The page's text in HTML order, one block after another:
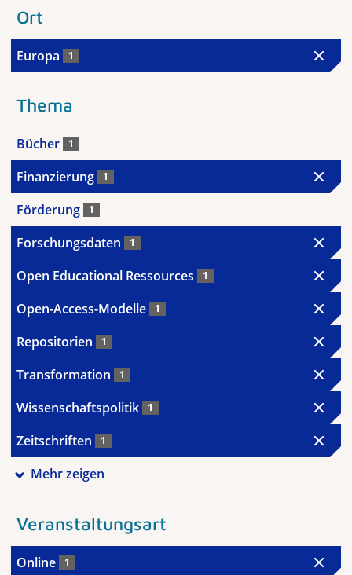
Ort
Europa 1
Thema
Bücher 1
Finanzierung 1
Förderung 1
Forschungsdaten 1
Open Educational Ressources 1
Open-Access-Modelle 1
Repositorien 1
Transformation 1
Wissenschaftspolitik 1
Zeitschriften 1
Mehr zeigen
Veranstaltungsart
Online 1